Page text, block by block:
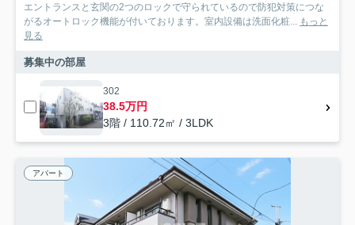
エントランスと玄関の2つのロックで守られているので防犯対策につな
がるオートロック機能が付いております。室内設備は洗面化粧... もっと
見る
募集中の部屋
302
38.5万円
3階 / 110.72㎡ / 3LDK
アパート